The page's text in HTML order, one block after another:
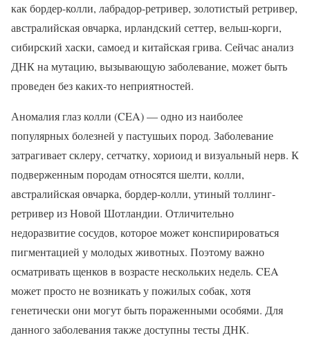
как бордер-колли, лабрадор-ретривер, золотистый ретривер,
австралийская овчарка, ирландский сеттер, вельш-корги,
сибирский хаски, самоед и китайская грива. Сейчас анализ
ДНК на мутацию, вызывающую заболевание, может быть
проведен без каких-то неприятностей.
Аномалия глаз колли (CEA) — одно из наиболее
популярных болезней у пастушьих пород. Заболевание
затрагивает склеру, сетчатку, хориоид и визуальный нерв. К
подверженным породам относятся шелти, колли,
австралийская овчарка, бордер-колли, утиный толлинг-
ретривер из Новой Шотландии. Отличительно
недоразвитие сосудов, которое может конспирироваться
пигментацией у молодых животных. Поэтому важно
осматривать щенков в возрасте нескольких недель. CEA
может просто не возникать у пожилых собак, хотя
генетически они могут быть пораженными особями. Для
данного заболевания также доступны тесты ДНК.